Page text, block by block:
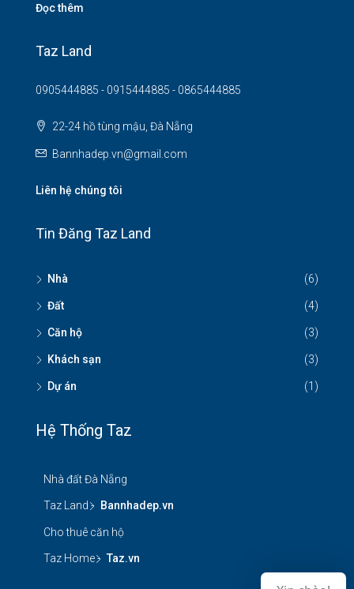
Đọc thêm
Taz Land
0905444885 - 0915444885 - 0865444885
22-24 hồ tùng mậu, Đà Nẵng
Bannhadep.vn@gmail.com
Liên hệ chúng tôi
Tin Đăng Taz Land
Nhà (6)
Đất (4)
Căn hộ (3)
Khách sạn (3)
Dự án (1)
Hệ Thống Taz
Nhà đất Đà Nẵng
Taz Land - Bannhadep.vn
Cho thuê căn hộ
Taz Home - Taz.vn